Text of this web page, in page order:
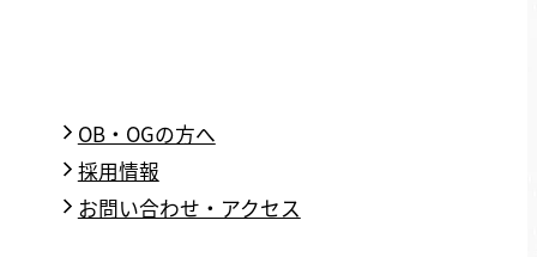
OB・OGの方へ
採用情報
お問い合わせ・アクセス